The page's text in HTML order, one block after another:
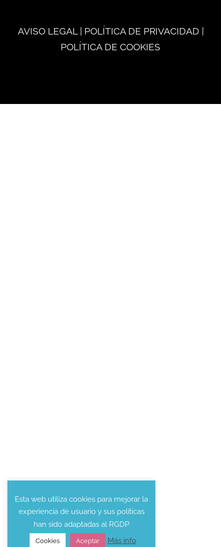
AVISO LEGAL | POLÍTICA DE PRIVACIDAD |
POLÍTICA DE COOKIES
Esta web utiliza cookies para mejorar la
experiencia de usuario y sus políticas
han sido adaptadas al RGDP
Cookies Aceptar Más info